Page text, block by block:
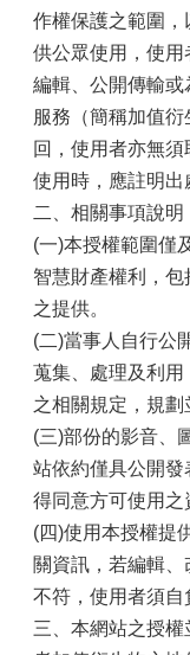
作權保護之範圍
供公眾使用，使用
編輯、公開傳輸
服務（簡稱加值
回，使用者亦無
使用時，應註明出
二、相關事項說明
(一)本授權範圍僅
智慧財產權利，
之提供。
(二)當事人自行公
蒐集、處理及利
之相關規定，規劃
(三)部份的影音、
站依約僅具公開發
得同意方可使用之
(四)使用本授權提
關資訊，若編輯
不符，使用者須自
三、本網站之授